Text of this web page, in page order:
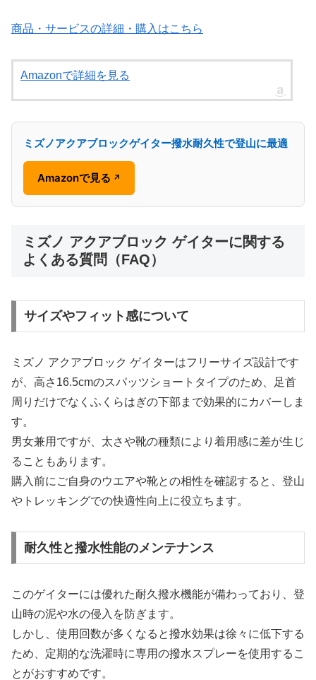
商品・サービスの詳細・購入はこちら
Amazonで詳細を見る
ミズノアクアブロックゲイター撥水耐久性で登山に最適
Amazonで見る ↗
ミズノ アクアブロック ゲイターに関する
よくある質問（FAQ）
サイズやフィット感について
ミズノ アクアブロック ゲイターはフリーサイズ設計です
が、高さ16.5cmのスパッツショートタイプのため、足首
周りだけでなくふくらはぎの下部まで効果的にカバーしま
す。
男女兼用ですが、太さや靴の種類により着用感に差が生じ
ることもあります。
購入前にご自身のウエアや靴との相性を確認すると、登山
やトレッキングでの快適性向上に役立ちます。
耐久性と撥水性能のメンテナンス
このゲイターには優れた耐久撥水機能が備わっており、登
山時の泥や水の侵入を防ぎます。
しかし、使用回数が多くなると撥水効果は徐々に低下する
ため、定期的な洗濯時に専用の撥水スプレーを使用するこ
とがおすすめです。